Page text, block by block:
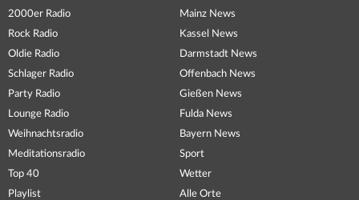
2000er Radio
Rock Radio
Oldie Radio
Schlager Radio
Party Radio
Lounge Radio
Weihnachtsradio
Meditationsradio
Top 40
Playlist
Mainz News
Kassel News
Darmstadt News
Offenbach News
Gießen News
Fulda News
Bayern News
Sport
Wetter
Alle Orte